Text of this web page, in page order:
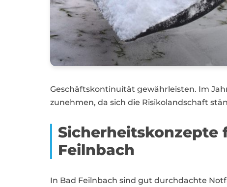
Geschäftskontinuität gewährleisten. Im
zunehmen, da sich die Risikolandschaft
Sicherheitskonzepte
Feilnbach
In Bad Feilnbach sind gut durchdachte